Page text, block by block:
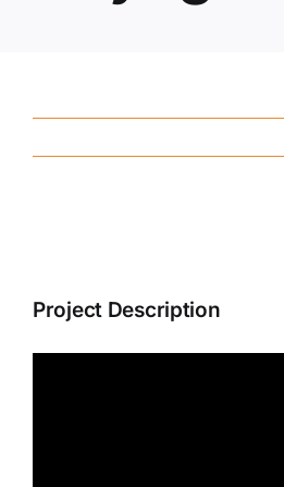
Project Description